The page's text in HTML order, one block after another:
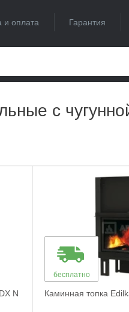
и оплата Гарантия
с
N
бесплатно
Каминная топка